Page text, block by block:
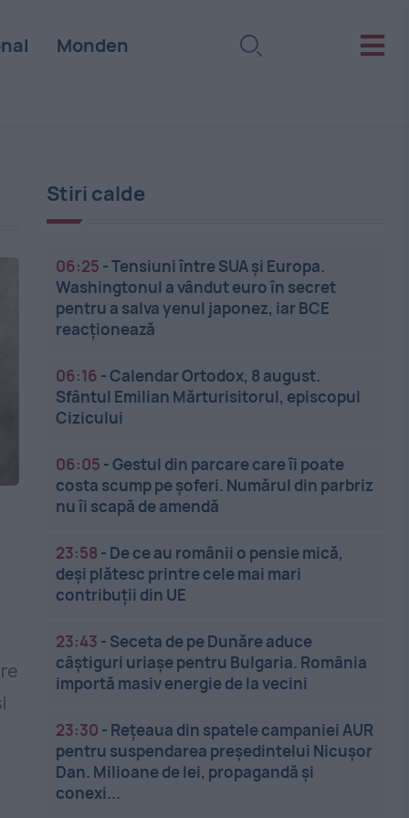
Monden
Stiri calde
06:25 -Tensiuni între SUA și Europa.
Washingtonul a vândut euro în secret
pentru a salva yenul japonez, iar BCE
reacționează
06:16 -Calendar Ortodox, 8 august.
Sfântul Emilian Mărturisitorul, episcopul
Cizicului
06:05 -Gestul din parcare care îi poate
costa scump pe șoferi. Numărul din parbriz
nu îi scapă de amendă
23:58 - De ce au românii o pensie mică,
deși plătesc printre cele mai mari
contribuții din UE
23:43 - Seceta de pe Dunăre aduce
câștiguri uriașe pentru Bulgaria. România
importă masiv energie de la vecini
23:30 - Rețeaua din spatele campaniei AUR
pentru suspendarea președintelui Nicușor
Dan. Milioane de lei, propagandă și
conexi...